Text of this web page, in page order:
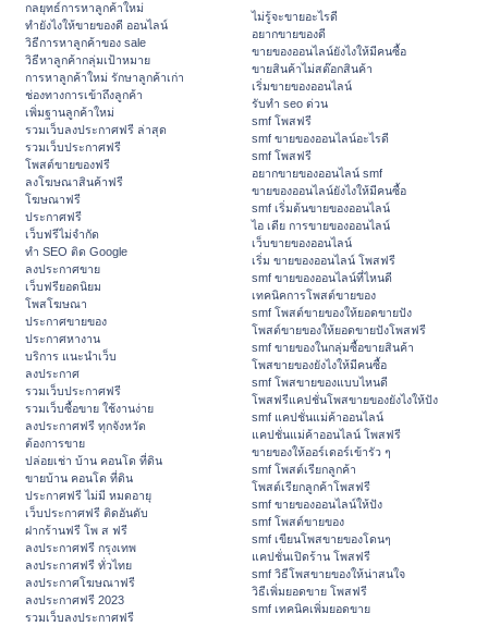
กลยุทธ์การหาลูกค้าใหม่
ทํายังไงให้ขายของดี ออนไลน์
วิธีการหาลูกค้าของ sale
วิธีหาลูกค้ากลุ่มเป้าหมาย
การหาลูกค้าใหม่ รักษาลูกค้าเก่า
ช่องทางการเข้าถึงลูกค้า
เพิ่มฐานลูกค้าใหม่
รวมเว็บลงประกาศฟรี ล่าสุด
รวมเว็บประกาศฟรี
โพสต์ขายของฟรี
ลงโฆษณาสินค้าฟรี
โฆษณาฟรี
ประกาศฟรี
เว็บฟรีไม่จำกัด
ทำ SEO ติด Google
ลงประกาศขาย
เว็บฟรียอดนิยม
โพสโฆษณา
ประกาศขายของ
ประกาศหางาน
บริการ แนะนำเว็บ
ลงประกาศ
รวมเว็บประกาศฟรี
รวมเว็บซื้อขาย ใช้งานง่าย
ลงประกาศฟรี ทุกจังหวัด
ต้องการขาย
ปล่อยเช่า บ้าน คอนโด ที่ดิน
ขายบ้าน คอนโด ที่ดิน
ประกาศฟรี ไม่มี หมดอายุ
เว็บประกาศฟรี ติดอันดับ
ฝากร้านฟรี โพ ส ฟรี
ลงประกาศฟรี กรุงเทพ
ลงประกาศฟรี ทั่วไทย
ลงประกาศโฆษณาฟรี
ลงประกาศฟรี 2023
รวมเว็บลงประกาศฟรี
ไม่รู้จะขายอะไรดี
อยากขายของดี
ขายของออนไลน์ยังไงให้มีคนซื้อ
ขายสินค้าไม่สต๊อกสินค้า
เริ่มขายของออนไลน์
รับทำ seo ด่วน
smf โพสฟรี
smf ขายของออนไลน์อะไรดี
smf โพสฟรี
อยากขายของออนไลน์ smf
ขายของออนไลน์ยังไงให้มีคนซื้อ
smf เริ่มต้นขายของออนไลน์
ไอ เดีย การขายของออนไลน์
เว็บขายของออนไลน์
เริ่ม ขายของออนไลน์ โพสฟรี
smf ขายของออนไลน์ที่ไหนดี
เทคนิคการโพสต์ขายของ
smf โพสต์ขายของให้ยอดขายปัง
โพสต์ขายของให้ยอดขายปังโพสฟรี
smf ขายของในกลุ่มซื้อขายสินค้า
โพสขายของยังไงให้มีคนซื้อ
smf โพสขายของแบบไหนดี
โพสฟรีแคปชั่นโพสขายของยังไงให้ปัง
smf แคปชั่นแม่ค้าออนไลน์
แคปชั่นแม่ค้าออนไลน์ โพสฟรี
ขายของให้ออร์เดอร์เข้ารัว ๆ
smf โพสต์เรียกลูกค้า
โพสต์เรียกลูกค้าโพสฟรี
smf ขายของออนไลน์ให้ปัง
smf โพสต์ขายของ
smf เขียนโพสขายของโดนๆ
แคปชั่นเปิดร้าน โพสฟรี
smf วิธีโพสขายของให้น่าสนใจ
วิธีเพิ่มยอดขาย โพสฟรี
smf เทคนิคเพิ่มยอดขาย